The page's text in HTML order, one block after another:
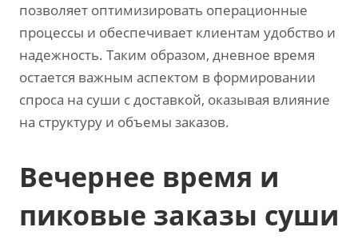
позволяет оптимизировать операционные
процессы и обеспечивает клиентам удобство и
надежность. Таким образом, дневное время
остается важным аспектом в формировании
спроса на суши с доставкой, оказывая влияние
на структуру и объемы заказов.
Вечернее время и
пиковые заказы суши